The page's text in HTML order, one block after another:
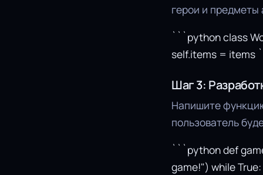
герои и предметы
```python class
self.items = items
Шаг 3:
Напишите
пользователь
```python def
game!") while